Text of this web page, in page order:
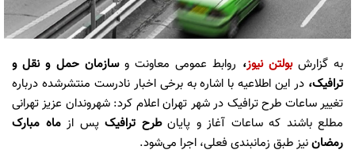
به گزارش بولتن نیوز، روابط عمومی معاونت و سازمان حمل و نقل و
ترافیک، در این اطلاعیه با اشاره به برخی اخبار نادرست منتشرشده درباره
تغییر ساعات طرح ترافیک در شهر تهران اعلام کرد: شهروندان عزیز تهرانی
مطلع باشند که ساعات آغاز و پایانطرح ترافیک پس ازماه مبارک
رمضاننیز طبق زمانبندی فعلی، اجرا می‌شود.